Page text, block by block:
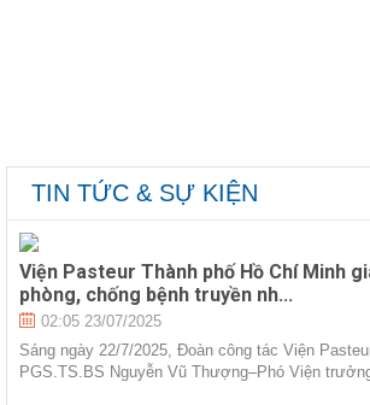
TIN TỨC & SỰ KIỆN
Viện Pasteur Thành phố Hồ Chí Minh
phòng, chống bệnh truyền nh...
02:05 23/07/2025
Sáng ngày 22/7/2025, Đoàn công tác Viện
PGS.TS.BS Nguyễn Vũ Thượng–Phó Viện